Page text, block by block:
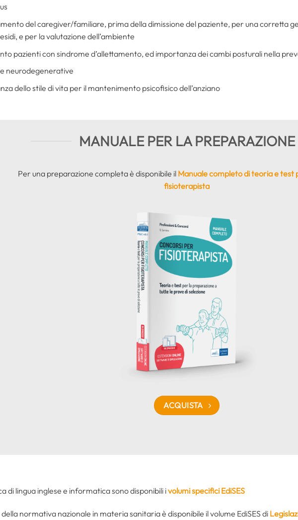
del caregiver/familiare, prima della dimissione del paziente, per una corretta
e per la valutazione dell’ambiente
pazienti con sindrome d’allettamento, ed importanza dei cambi posturali nella
neurodegenerative
dello stile di vita per il mantenimento psicofisico dell’anziano
MANUALE PER LA PREPARAZIONE
Per una preparazione completa è disponibile il Manuale completo di teoria e test
fisioterapista
ACQUISTA
di lingua inglese e informatica sono disponibili ivolumi specifici EdiSES
normativa nazionale in materia sanitaria è disponibile il volume EdiSES di